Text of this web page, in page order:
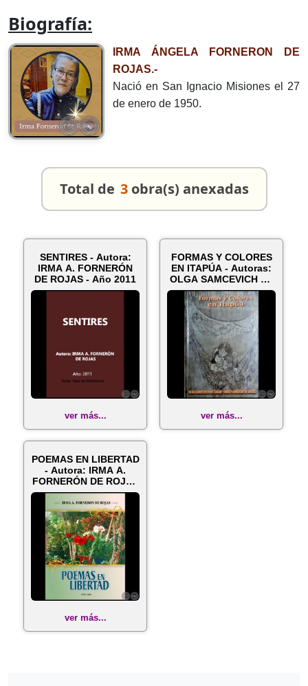
Biografía:
IRMA ÁNGELA FORNERON DE
ROJAS.-
Nació en San Ignacio Misiones el 27
de enero de 1950.
Total de 3 obra(s) anexadas
SENTIRES - Autora:
IRMA A. FORNERÓN
DE ROJAS - Año 2011
ver más...
FORMAS Y COLORES
EN ITAPÚA - Autoras:
OLGA SAMCEVICH DE
LADAN / I...
ver más...
POEMAS EN LIBERTAD
- Autora: IRMA A.
FORNERÓN DE ROJAS
- Año 2020
ver más...